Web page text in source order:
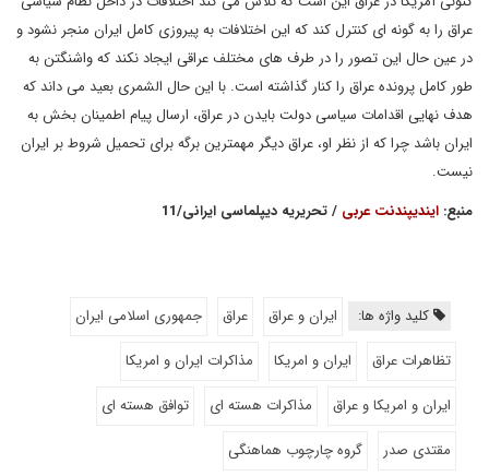
عراق را به گونه ای کنترل کند که این اختلافات به پیروزی کامل ایران منجر نشود و
در عین حال این تصور را در طرف های مختلف عراقی ایجاد نکند که واشنگتن به
طور کامل پرونده عراق را کنار گذاشته است. با این حال الشمری بعید می داند که
هدف نهایی اقدامات سیاسی دولت بایدن در عراق، ارسال پیام اطمینان بخش به
ایران باشد چرا که از نظر او، عراق دیگر مهمترین برگه برای تحمیل شروط بر ایران
نیست.
منبع: ایندیپندنت عربی / تحریریه دیپلماسی ایرانی/11
کلید واژه ها: ایران و عراق عراق
جمهوری اسلامی ایران
تظاهرات عراق
ایران و امریکا
مذاکرات ایران و امریکا
ایران و امریکا و عراق
مذاکرات هسته ای
توافق هسته ای
مقتدی صدر
گروه چارچوب هماهنگی